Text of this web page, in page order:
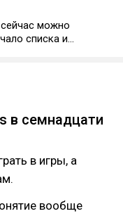
можно
списка и
отпала. Сейчас
а уже на
в семнадцати
в игры, а
вообще